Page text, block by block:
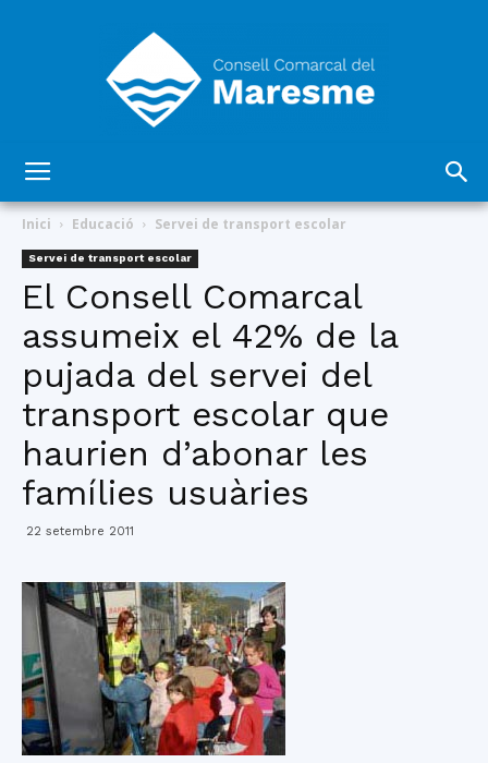
Comarcal
del
Maresme
Inici Educació Servei de transport escolar
Servei de transport escolar
El Consell Comarcal
assumeix el 42% de la
pujada del servei del
transport escolar que
haurien d’abonar les
famílies usuàries
22 setembre 2011